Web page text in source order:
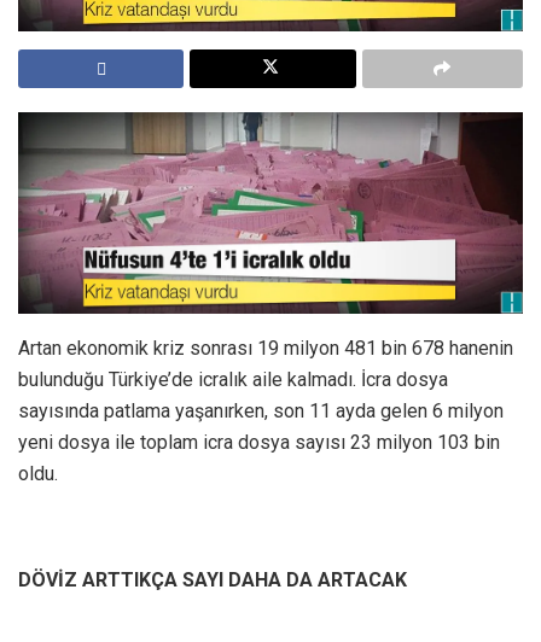
Artan ekonomik kriz sonrası 19 milyon 481 bin 678 hanenin
bulunduğu Türkiye’de icralık aile kalmadı. İcra dosya
sayısında patlama yaşanırken, son 11 ayda gelen 6 milyon
yeni dosya ile toplam icra dosya sayısı 23 milyon 103 bin
oldu.
DÖVİZ ARTTIKÇA SAYI DAHA DA ARTACAK